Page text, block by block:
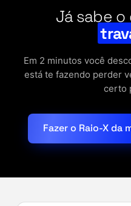
Já sabe
Em 2 minutos você
está te fazendo perder
certo
Fazer o Raio-X da